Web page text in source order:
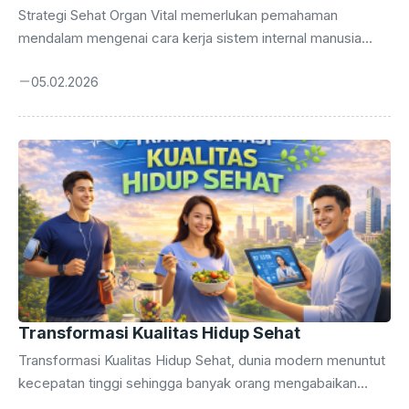
Strategi Sehat Organ Vital memerlukan pemahaman
mendalam mengenai cara kerja sistem internal manusia
agar kualitas hidup tetap terjaga hingga masa tua nanti.
mendetail setiap saat. Banyak orang mengabaikan sinyal
kecil dari tubuh sampai masalah besar muncul dan
mengganggu aktivitas harian mereka. Kesadaran dini
merupakan kunci utama dalam mencegah kerusakan
permanen pada organ-organ yang sangat penting bagi
kehidupan kita. Pengalaman ...
05.02.2026
Transformasi Kualitas Hidup Sehat
Transformasi Kualitas Hidup Sehat, dunia modern menuntut
kecepatan tinggi sehingga banyak orang mengabaikan